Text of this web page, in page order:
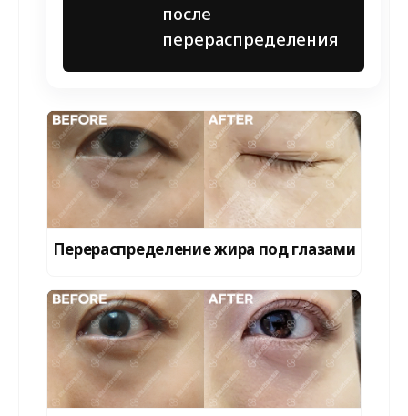
после
перераспределения
Перераспределение жира под глазами